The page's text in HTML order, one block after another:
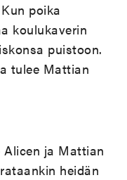
poika
koulukaverin
puistoon.
tulee Mattian
Alicen ja Mattian
heidän